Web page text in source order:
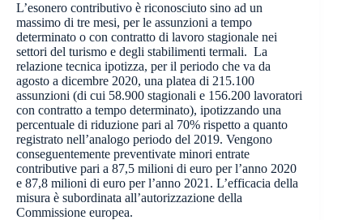
L’esonero contributivo è riconosciuto sino ad un
massimo di tre mesi, per le assunzioni a tempo
determinato o con contratto di lavoro stagionale nei
settori del turismo e degli stabilimenti termali. La
relazione tecnica ipotizza, per il periodo che va da
agosto a dicembre 2020, una platea di 215.100
assunzioni (di cui 58.900 stagionali e 156.200 lavoratori
con contratto a tempo determinato), ipotizzando una
percentuale di riduzione pari al 70% rispetto a quanto
registrato nell’analogo periodo del 2019. Vengono
conseguentemente preventivate minori entrate
contributive pari a 87,5 milioni di euro per l’anno 2020
e 87,8 milioni di euro per l’anno 2021. L’efficacia della
misura è subordinata all’autorizzazione della
Commissione europea.